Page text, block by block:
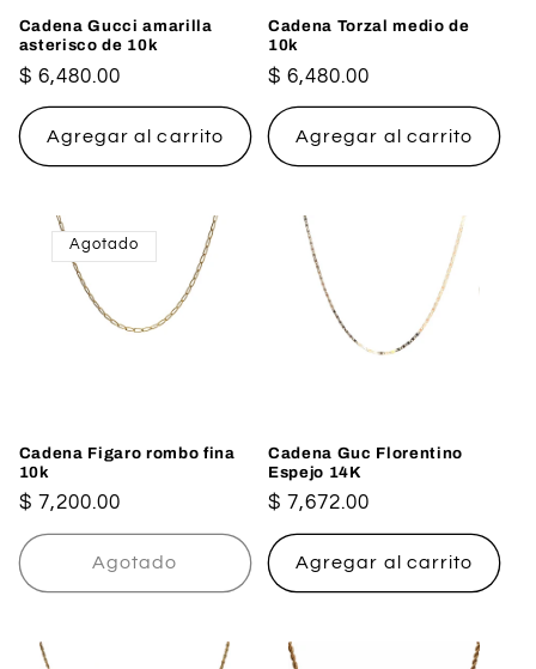
Cadena Gucci amarilla
asterisco de 10k
Precio
habitual
$ 6,480.00
Agregar al carrito
Cadena Torzal medio de
10k
Precio
habitual
$ 6,480.00
Agregar al carrito
Agotado
Cadena Figaro rombo fina
10k
Precio
habitual
$ 7,200.00
Agotado
Cadena Guc Florentino
Espejo 14K
Precio
habitual
$ 7,672.00
Agregar al carrito